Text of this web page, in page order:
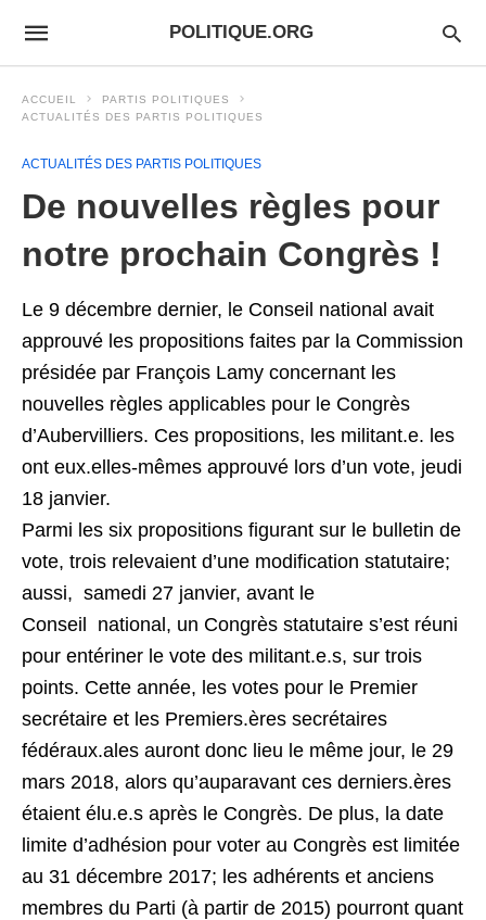
POLITIQUE.ORG
ACCUEIL
PARTIS POLITIQUES
ACTUALITÉS DES PARTIS POLITIQUES
ACTUALITÉS DES PARTIS POLITIQUES
De nouvelles règles pour
notre prochain Congrès !
Le 9 décembre dernier, le Conseil national avait
approuvé les propositions faites par la Commission
présidée par François Lamy concernant les
nouvelles règles applicables pour le Congrès
d’Aubervilliers. Ces propositions, les militant.e. les
ont eux.elles-mêmes approuvé lors d’un vote, jeudi
18 janvier.
Parmi les six propositions figurant sur le bulletin de
vote, trois relevaient d’une modification statutaire;
aussi, samedi 27 janvier, avant le
Conseil national, un Congrès statutaire s’est réuni
pour entériner le vote des militant.e.s, sur trois
points. Cette année, les votes pour le Premier
secrétaire et les Premiers.ères secrétaires
fédéraux.ales auront donc lieu le même jour, le 29
mars 2018, alors qu’auparavant ces derniers.ères
étaient élu.e.s après le Congrès. De plus, la date
limite d’adhésion pour voter au Congrès est limitée
au 31 décembre 2017; les adhérents et anciens
membres du Parti (à partir de 2015) pourront quant